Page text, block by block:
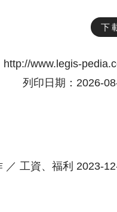
下
www.legis-
列印日期：2026-
／ 工資、福利 2023-